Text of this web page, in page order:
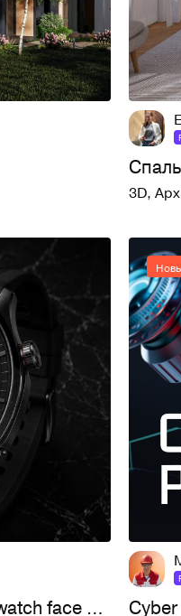
1 11
3D,
10 32
Urban Utility Carbon / Концепт watch face для HUAWE